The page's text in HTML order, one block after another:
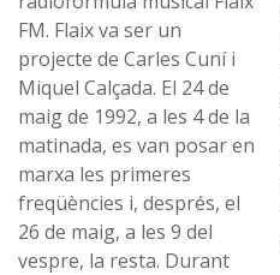
FM. Flaix va ser un
projecte de Carles Cuní i
Miquel Calçada. El 24 de
maig de 1992, a les 4 de la
matinada, es van posar en
marxa les primeres
freqüències i, després, el
26 de maig, a les 9 del
vespre, la resta. Durant